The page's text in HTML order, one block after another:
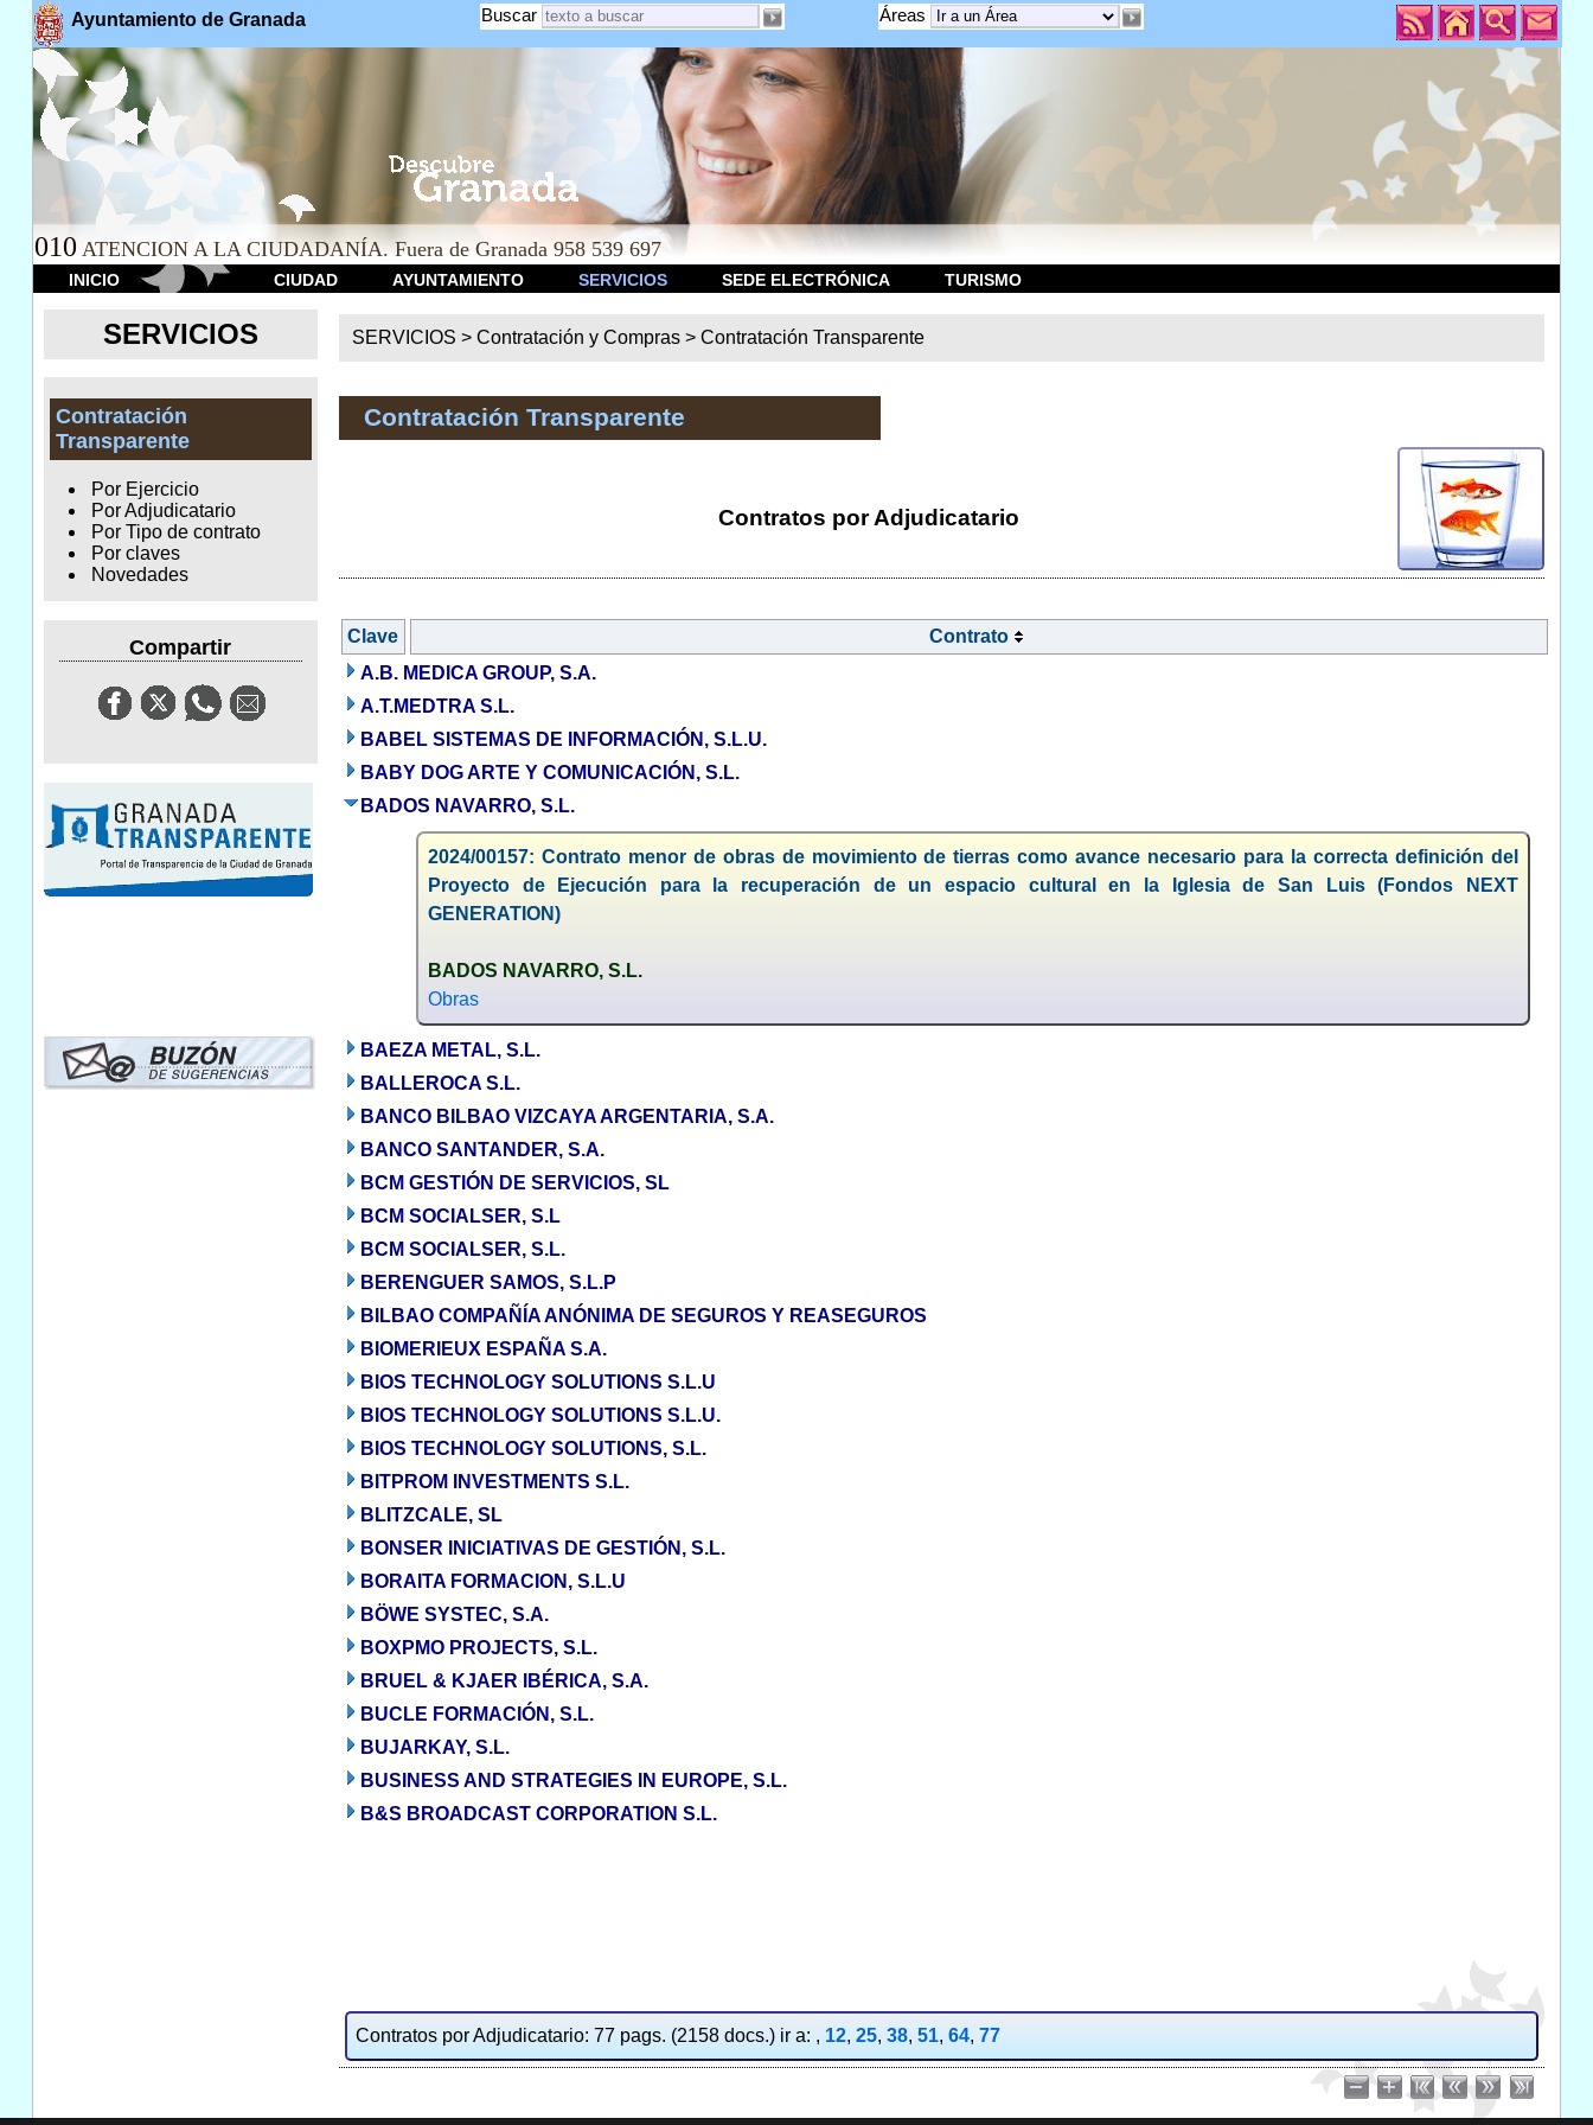
Ayuntamiento de Granada Áreas
Buscar
010 ATENCION A LA CIUDADANÍA. Fuera de Granada 958 539 697
INICIO CIUDAD AYUNTAMIENTO SERVICIOS SEDE ELECTRÓNICA TURISMO
SERVICIOS
Contratación
Transparente
Por Ejercicio
Por Adjudicatario
Por Tipo de contrato
Por claves
Novedades
Compartir
SERVICIOS >Contratación y Compras >Contratación Transparente
Contratación Transparente
Contratos por Adjudicatario
Clave
Contrato
A.B. MEDICA GROUP, S.A.
A.T.MEDTRA S.L.
BABEL SISTEMAS DE INFORMACIÓN, S.L.U.
BABY DOG ARTE Y COMUNICACIÓN, S.L.
BADOS NAVARRO, S.L.
2024/00157: Contrato menor de obras de movimiento de tierras como avance necesario para la correcta definición del
Proyecto de Ejecución para la recuperación de un espacio cultural en la Iglesia de San Luis (Fondos NEXT
GENERATION)
BADOS NAVARRO, S.L.
Obras
BAEZA METAL, S.L.
BALLEROCA S.L.
BANCO BILBAO VIZCAYA ARGENTARIA, S.A.
BANCO SANTANDER, S.A.
BCM GESTIÓN DE SERVICIOS, SL
BCM SOCIALSER, S.L
BCM SOCIALSER, S.L.
BERENGUER SAMOS, S.L.P
BILBAO COMPAÑÍA ANÓNIMA DE SEGUROS Y REASEGUROS
BIOMERIEUX ESPAÑA S.A.
BIOS TECHNOLOGY SOLUTIONS S.L.U
BIOS TECHNOLOGY SOLUTIONS S.L.U.
BIOS TECHNOLOGY SOLUTIONS, S.L.
BITPROM INVESTMENTS S.L.
BLITZCALE, SL
BONSER INICIATIVAS DE GESTIÓN, S.L.
BORAITA FORMACION, S.L.U
BÖWE SYSTEC, S.A.
BOXPMO PROJECTS, S.L.
BRUEL & KJAER IBÉRICA, S.A.
BUCLE FORMACIÓN, S.L.
BUJARKAY, S.L.
BUSINESS AND STRATEGIES IN EUROPE, S.L.
B&S BROADCAST CORPORATION S.L.
Contratos por Adjudicatario: 77 pags. (2158 docs.) ir a: , 12, 25, 38, 51, 64, 77